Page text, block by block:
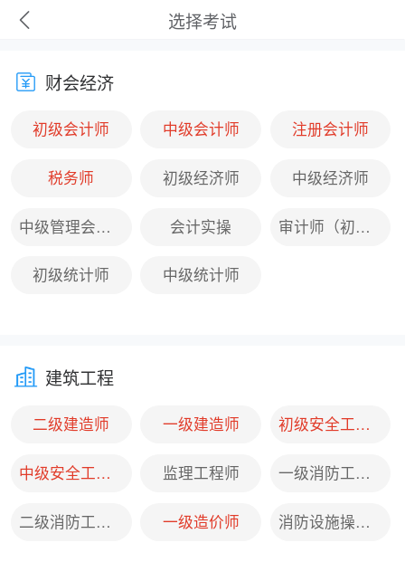
选择考试
财会经济
初级会计师 中级会计师 注册会计师
税务师 初级经济师 中级经济师
中级管理会计师 会计实操 审计师（初、中级适用）
初级统计师 中级统计师
建筑工程
二级建造师 一级建造师 初级安全工程师
中级安全工程师 监理工程师 一级消防工程师
二级消防工程师 一级造价师 消防设施操作员